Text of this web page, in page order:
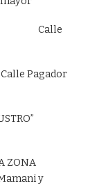
Calle
Pagador
ZONA
y